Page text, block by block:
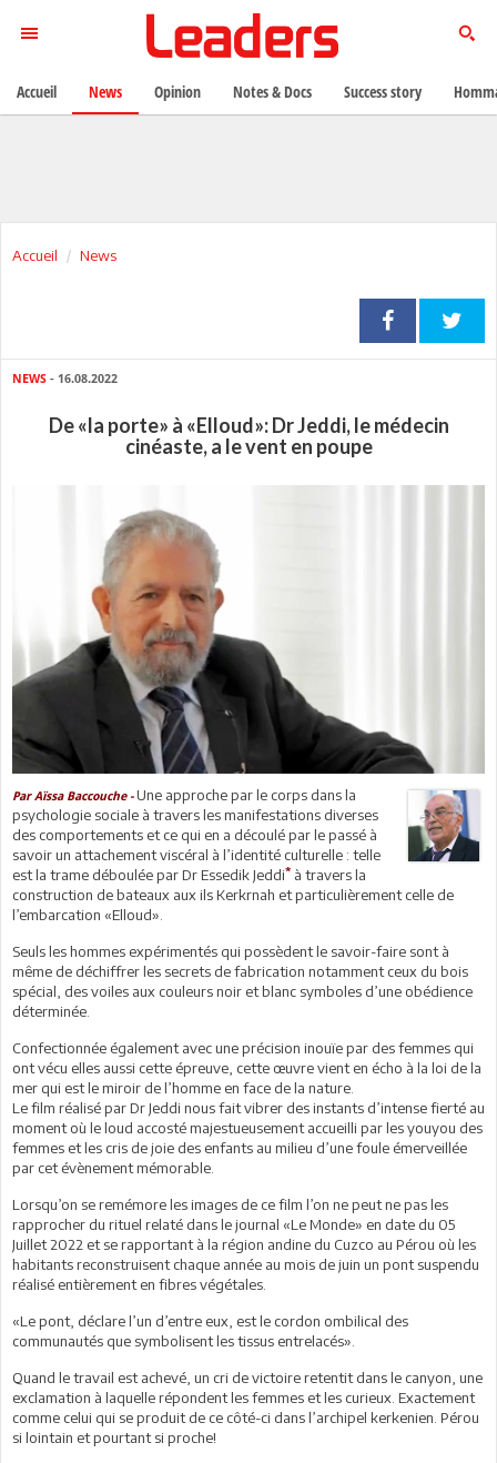
Accueil News
NEWS - 16.08.2022
De «la porte» à «Elloud»: Dr Jeddi, le médecin
cinéaste, a le vent en poupe
Par Aïssa Baccouche -Une approche par le corps dans la
psychologie sociale à travers les manifestations diverses
des comportements et ce qui en a découlé par le passé à
savoir un attachement viscéral à l’identité culturelle : telle
est la trame déboulée par Dr Essedik Jeddi* à travers la
construction de bateaux aux ils Kerkrnah et particulièrement celle de
l’embarcation «Elloud».
Seuls les hommes expérimentés qui possèdent le savoir-faire sont à
même de déchiffrer les secrets de fabrication notamment ceux du bois
spécial, des voiles aux couleurs noir et blanc symboles d’une obédience
déterminée.
Confectionnée également avec une précision inouïe par des femmes qui
ont vécu elles aussi cette épreuve, cette œuvre vient en écho à la loi de la
mer qui est le miroir de l’homme en face de la nature.
Le film réalisé par Dr Jeddi nous fait vibrer des instants d’intense fierté au
moment où le loud accosté majestueusement accueilli par les youyou des
femmes et les cris de joie des enfants au milieu d’une foule émerveillée
par cet évènement mémorable.
Lorsqu’on se remémore les images de ce film l’on ne peut ne pas les
rapprocher du rituel relaté dans le journal «Le Monde» en date du 05
Juillet 2022 et se rapportant à la région andine du Cuzco au Pérou où les
habitants reconstruisent chaque année au mois de juin un pont suspendu
réalisé entièrement en fibres végétales.
«Le pont, déclare l’un d’entre eux, est le cordon ombilical des
communautés que symbolisent les tissus entrelacés».
Quand le travail est achevé, un cri de victoire retentit dans le canyon, une
exclamation à laquelle répondent les femmes et les curieux. Exactement
comme celui qui se produit de ce côté-ci dans l’archipel kerkenien. Pérou
si lointain et pourtant si proche!
Accueil News Opinion Notes & Docs Success story